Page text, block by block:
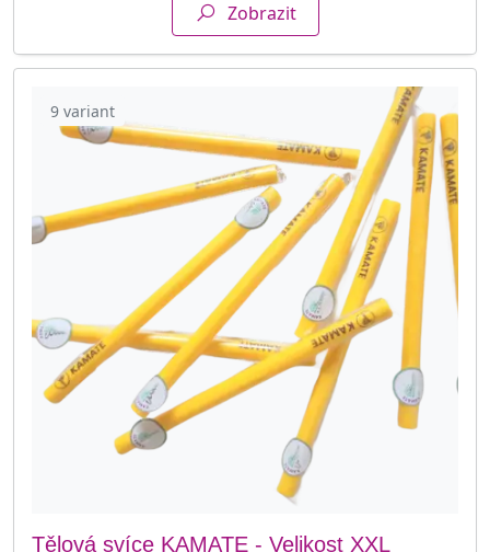
Zobrazit
9 variant
Tělová svíce KAMATE - Velikost XXL